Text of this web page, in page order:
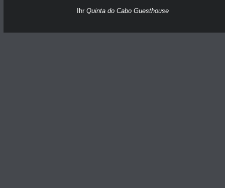
Ihr Quinta do Cabo Guesthouse